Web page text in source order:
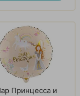
Принцесса и